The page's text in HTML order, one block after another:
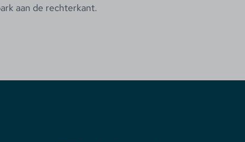
aan de rechterkant.